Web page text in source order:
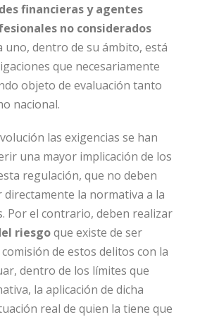
financieras y agentes
no considerados
uno, dentro de su ámbito, está
que necesariamente
objeto de evaluación tanto
nacional.
las exigencias se han
una mayor implicación de los
regulación, que no deben
directamente la normativa a la
Por el contrario, deben realizar
riesgoque existe de ser
de estos delitos con la
dentro de los límites que
la aplicación de dicha
real de quien la tiene que